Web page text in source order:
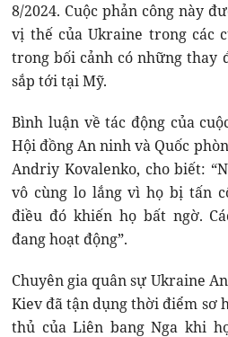
8/2024. Cuộc phản công này
vị thế của Ukraine trong các
trong bối cảnh có những
sắp tới tại Mỹ.
Bình luận về tác động của
Hội đồng An ninh và Quốc
Andriy Kovalenko, cho biết:
vô cùng lo lắng vì họ bị tấn
điều đó khiến họ bất ngờ.
đang hoạt động”.
Chuyên gia quân sự Ukraine
Kiev đã tận dụng thời điểm sơ
thủ của Liên bang Nga khi